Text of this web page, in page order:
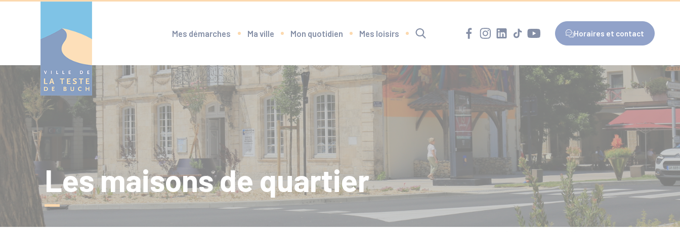
Mes démarches Ma ville Mon quotidien Mes loisirs Horaires et contact
RECHERCHE
Les maisons de quartier
Cookies management panel